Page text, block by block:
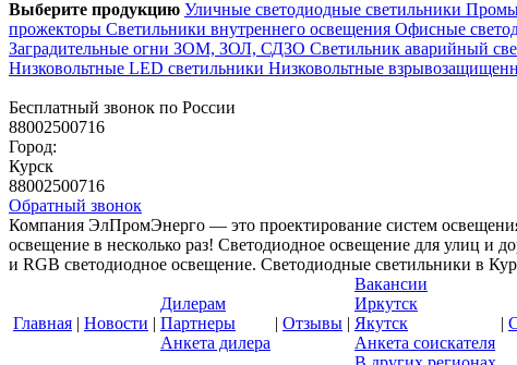
Выберите продукцию Уличные светодиодные светильники
прожекторы Светильники внутреннего освещения Офисные
Заградительные огни ЗОМ, ЗОЛ, СДЗО Светильник аварийный
Низковольтные LED светильники Низковольтные
Бесплатный звонок по России
88002500716
Город:
Курск
88002500716
Обратный звонок
Компания ЭлПромЭнерго — это проектирование систем
освещение в несколько раз! Светодиодное освещение для улиц и
и RGB светодиодное освещение. Светодиодные светильники в
Главная | Новости |
Дилерам
Партнеры
Анкета дилера
| Отзывы |
Вакансии
Иркутск
Якутск
Анкета соискателя
|